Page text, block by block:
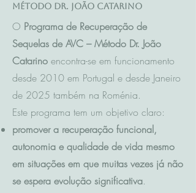
Método Dr. João Catarino
O Programa de Recuperação de
Sequelas de AVC – Método Dr. João
Catarino encontra-se em funcionamento
desde 2010 em Portugal e desde Janeiro
de 2025 também na Roménia.
Este programa tem um objetivo claro:
promover a recuperação funcional,
autonomia e qualidade de vida mesmo
em situações em que muitas vezes já não
se espera evolução significativa.